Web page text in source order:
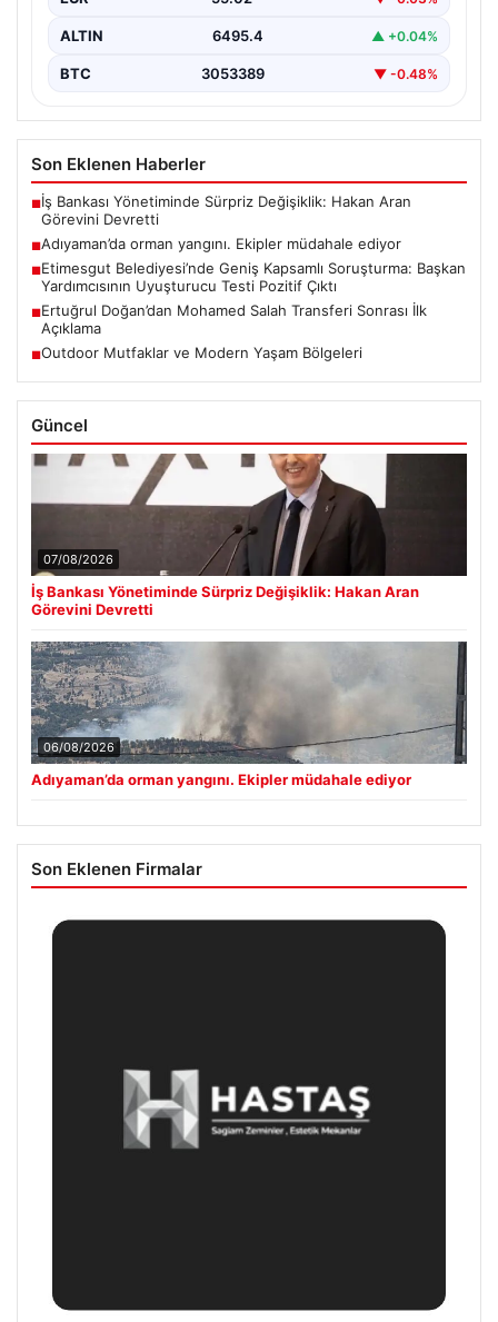
ALTIN 6495.4 ▲ +0.04%
BTC 3053389 ▼ -0.48%
Son Eklenen Haberler
■İş Bankası Yönetiminde Sürpriz Değişiklik: Hakan Aran
Görevini Devretti
■Adıyaman’da orman yangını. Ekipler müdahale ediyor
■Etimesgut Belediyesi’nde Geniş Kapsamlı Soruşturma: Başkan
Yardımcısının Uyuşturucu Testi Pozitif Çıktı
■Ertuğrul Doğan’dan Mohamed Salah Transferi Sonrası İlk
Açıklama
■Outdoor Mutfaklar ve Modern Yaşam Bölgeleri
Güncel
07/08/2026
İş Bankası Yönetiminde Sürpriz Değişiklik: Hakan Aran
Görevini Devretti
06/08/2026
Adıyaman’da orman yangını. Ekipler müdahale ediyor
Son Eklenen Firmalar